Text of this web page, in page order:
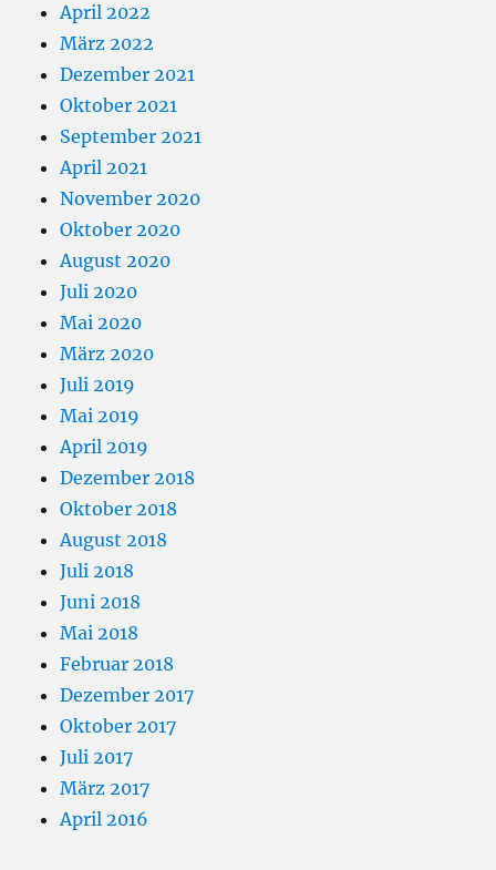
April 2022
März 2022
Dezember 2021
Oktober 2021
September 2021
April 2021
November 2020
Oktober 2020
August 2020
Juli 2020
Mai 2020
März 2020
Juli 2019
Mai 2019
April 2019
Dezember 2018
Oktober 2018
August 2018
Juli 2018
Juni 2018
Mai 2018
Februar 2018
Dezember 2017
Oktober 2017
Juli 2017
März 2017
April 2016